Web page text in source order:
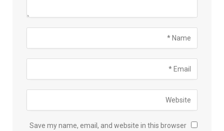
Save my name, email, and website in this browser